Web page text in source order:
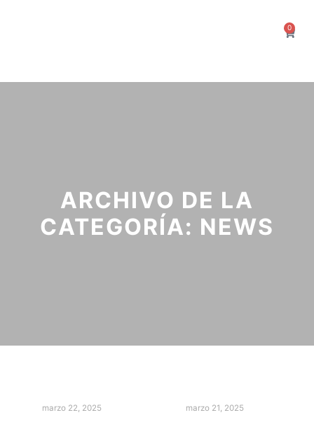
0
ARCHIVO DE LA
CATEGORÍA: NEWS
marzo 22, 2025 marzo 21, 2025